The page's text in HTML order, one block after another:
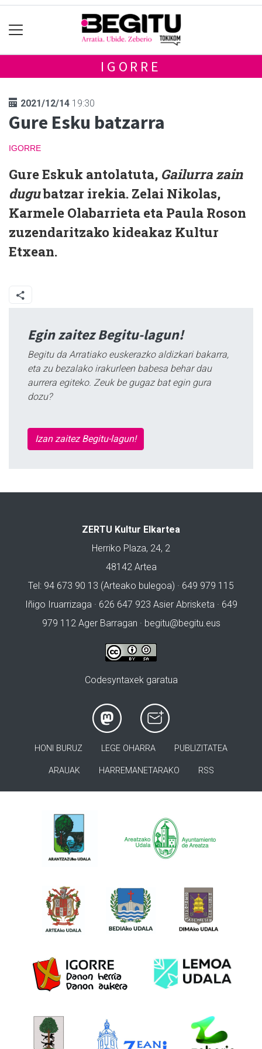
IGORRE
2021/12/14 19:30
Gure Esku batzarra
IGORRE
Gure Eskuk antolatuta, Gailurra zain
dugubatzar irekia. Zelai Nikolas,
Karmele Olabarrieta eta Paula Roson
zuzendaritzako kideakaz Kultur
Etxean.
Egin zaitez Begitu-lagun!
Begitu da Arratiako euskerazko aldizkari bakarra,
eta zu bezalako irakurleen babesa behar dau
aurrera egiteko. Zeuk be gugaz bat egin gura
dozu?
Izan zaitez Begitu-lagun!
ZERTU Kultur Elkartea
Herriko Plaza, 24, 2
48142 Artea
Tel: 94 673 90 13 (Arteako bulegoa) · 649 979 115
Iñigo Iruarrizaga · 626 647 923 Asier Abrisketa · 649
979 112 Ager Barragan · begitu@begitu.eus
Codesyntaxek garatua
HONI BURUZ LEGE OHARRA PUBLIZITATEA
ARAUAK HARREMANETARAKO RSS